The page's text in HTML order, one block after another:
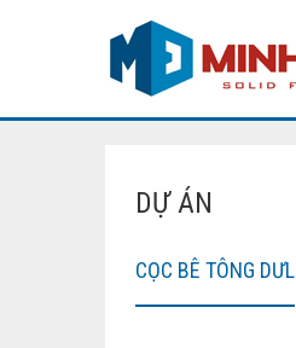
DỰ ÁN
CỌC BÊ TÔNG DƯL